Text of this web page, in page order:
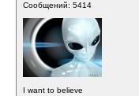
Сообщений: 5414
I want to believe